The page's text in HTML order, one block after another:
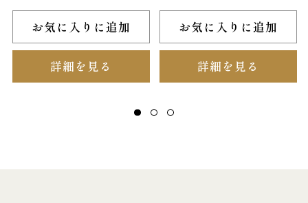
お気に入りに追加
詳細を見る
お気に入りに追加
詳細を見る